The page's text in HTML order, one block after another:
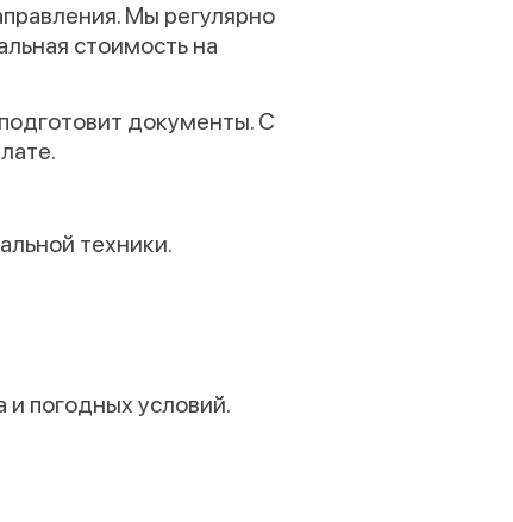
Мы регулярно
стоимость на
документы. С
техники.
и погодных условий.